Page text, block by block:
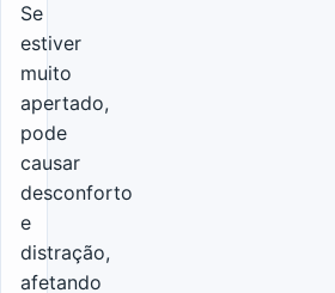
Se
estiver
muito
apertado,
pode
causar
desconforto
e
distração,
afetando